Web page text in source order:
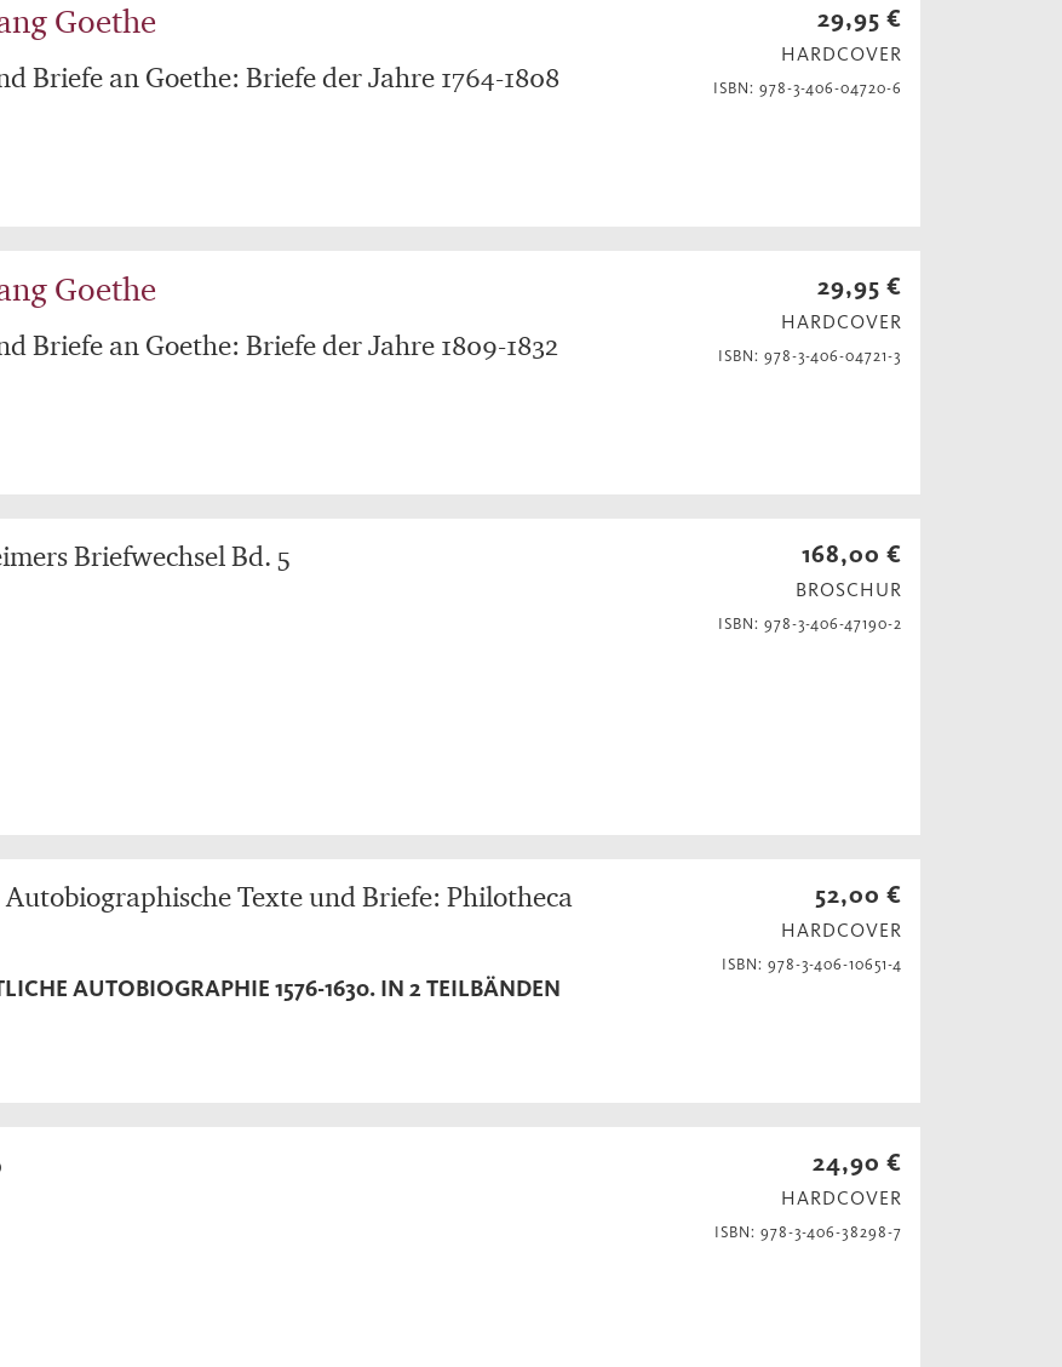
Goethe
Briefe an Goethe: Briefe der Jahre 1764-1808
29,95 €
HARDCOVER
ISBN: 978-3-406-04720-6
Goethe
Briefe an Goethe: Briefe der Jahre 1809-1832
29,95 €
HARDCOVER
ISBN: 978-3-406-04721-3
Briefwechsel Bd. 5 168,00 €
BROSCHUR
ISBN: 978-3-406-47190-2
Autobiographische Texte und Briefe: Philotheca
AUTOBIOGRAPHIE 1576-1630. IN 2 TEILBÄNDEN
52,00 €
HARDCOVER
ISBN: 978-3-406-10651-4
24,90 €
HARDCOVER
ISBN: 978-3-406-38298-7